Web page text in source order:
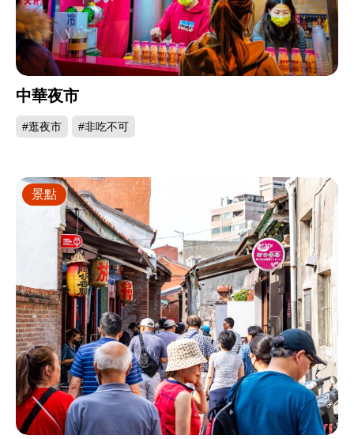
中華夜市
#逛夜市 #非吃不可
景點